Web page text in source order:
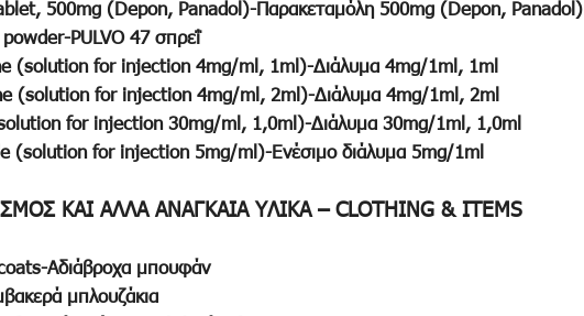
500mg (Depon, Panadol)-Παρακεταμόλη 500mg (Depon, Panadol)
PULVO 47 σπρεΐ
(solution for injection 4mg/ml, 1ml)-Διάλυμα 4mg/1ml, 1ml
(solution for injection 4mg/ml, 2ml)-Διάλυμα 4mg/1ml, 2ml
for injection 30mg/ml, 1,0ml)-Διάλυμα 30mg/1ml, 1,0ml
(solution for injection 5mg/ml)-Ενέσιμο διάλυμα 5mg/1ml
ΚΑΙ ΑΛΛΑ ΑΝΑΓΚAΙΑ ΥΛΙΚΑ – CLOTHING & ITEMS
Αδιάβροχα μπουφάν
μπλουζάκια